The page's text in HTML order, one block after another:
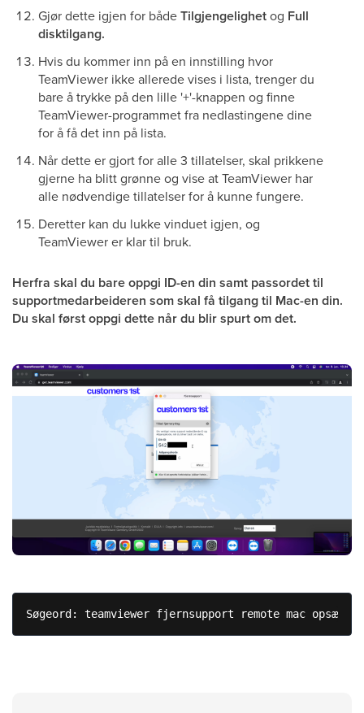
Gjør dette igjen for bådeTilgjengelighetog Full
disktilgang.
Hvis du kommer inn på en innstilling hvor
TeamViewer ikke allerede vises i lista, trenger du
bare å trykke på den lille '+'-knappen og finne
TeamViewer-programmet fra nedlastingene dine
for å få det inn på lista.
Når dette er gjort for alle 3 tillatelser, skal prikkene
gjerne ha blitt grønne og vise at TeamViewer har
alle nødvendige tillatelser for å kunne fungere.
Deretter kan du lukke vinduet igjen, og
TeamViewer er klar til bruk.
Herfra skal du bare oppgi ID-en din samt passordet til
supportmedarbeideren som skal få tilgang til Mac-en din.
Du skal først oppgi dette når du blir spurt om det.
Søgeord: teamviewer fjernsupport remote mac opsæt